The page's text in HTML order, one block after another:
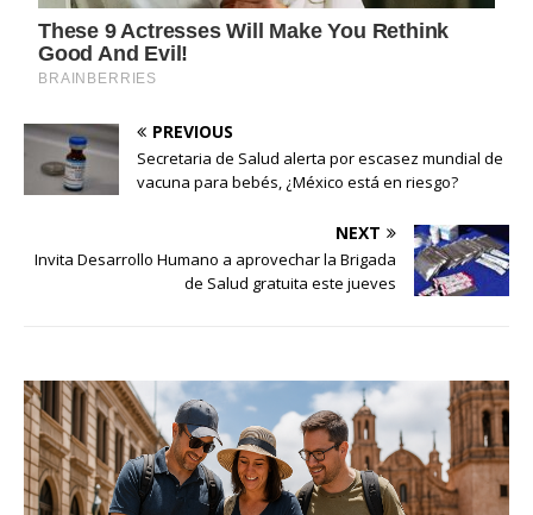
PREVIOUS
Secretaria de Salud alerta por escasez mundial de
vacuna para bebés, ¿México está en riesgo?
NEXT
Invita Desarrollo Humano a aprovechar la Brigada
de Salud gratuita este jueves